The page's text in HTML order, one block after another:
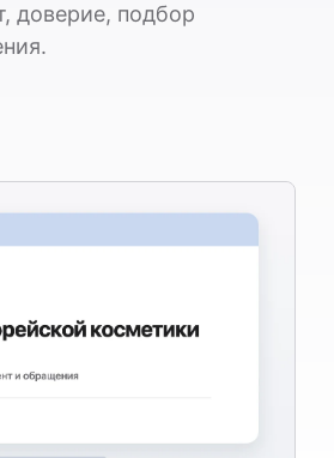
доверие, подбор